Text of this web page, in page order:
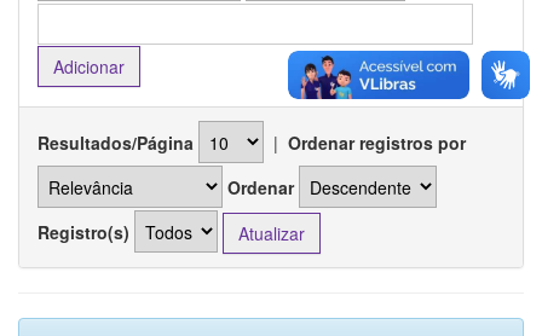
Resultados/Página | Ordenar registros por
Ordenar
Registro(s)